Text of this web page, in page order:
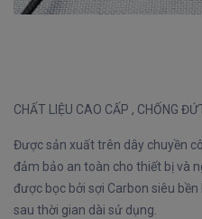
CHẤT LIỆU CAO CẤP , CHỐNG
Được sản xuất trên dây chuyền
đảm bảo an toàn cho thiết bị và
được bọc bởi sợi Carbon siêu
sau thời gian dài sử dụng.